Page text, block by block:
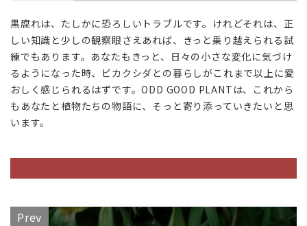
これ
から
の物
語の
に
黒腐れは、たしかに恐ろしいトラブルです。けれどそれは、正
しい知識と少しの観察眼さえあれば、きっと乗り越えられる試
練でもあります。あなたもきっと、日々の小さな変化に気づけ
るようになった時、ビカクシダとの暮らしがこれまで以上に愛
おしく感じられるはずです。ODD GOOD PLANTは、これから
もあなたと植物たちの物語に、そっと寄り添っていきたいと思
います。
Prev